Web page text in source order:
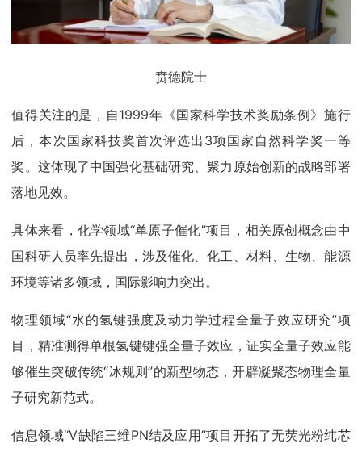
贲德院士
值得关注的是，自1999年《国家科学技术奖励条例》施行
后，本次国家科技奖首次评选出3项国家自然科学奖一等
奖。这体现了中国强化基础研究、聚力原始创新的战略部署
落地见效。
具体来看，化学领域“单原子催化”项目，相关原创概念由中
国科研人员率先提出，涉及催化、化工、材料、生物、能源
环境等诸多领域，国际影响力突出。
物理领域“水的氢键强度及动力学过程全量子效应研究”项
目，精准测得单根氢键键强全量子效应，证实全量子效应能
够催生突破传统“冰规则”的新型物态，开辟凝聚态物理全量
子研究新范式。
信息领域“V缺陷三维PN结及应用”项目开拓了无荧光粉纯芯